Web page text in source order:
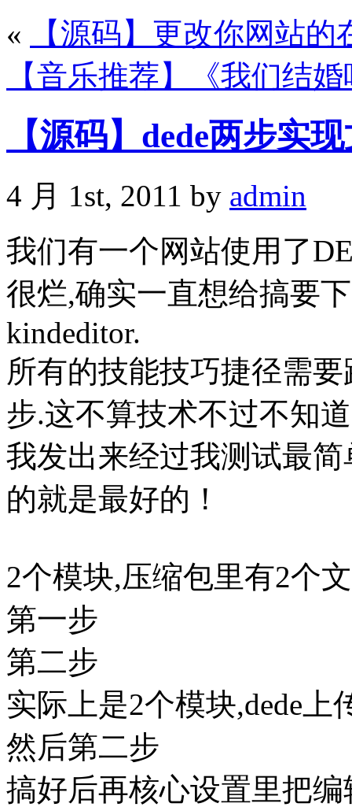
«
【源码】更改你网站的
【音乐推荐】《我们结
【源码】dede两步实
4 月 1st, 2011 by admin
我们有一个网站使用了
很烂,确实一直想给搞要
kindeditor.
所有的技能技巧捷径需
步.这不算技术不过不知
我发出来经过我测试最
的就是最好的！
2个模块,压缩包里有2个
第一步
第二步
实际上是2个模块,dede
然后第二步
搞好后再核心设置里把编